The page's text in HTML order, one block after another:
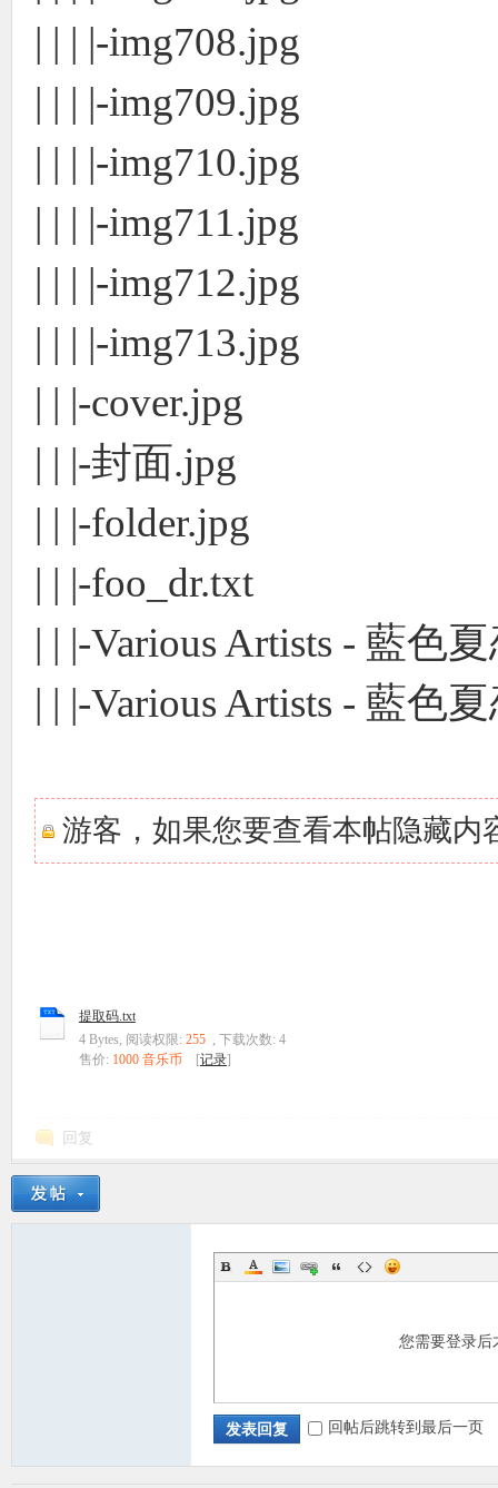
| | | |-img708.jpg
| | | |-img709.jpg
| | | |-img710.jpg
| | | |-img711.jpg
| | | |-img712.jpg
| | | |-img713.jpg
| | |-cover.jpg
| | |-封面.jpg
| | |-folder.jpg
| | |-foo_dr.txt
| | |-Various Artists - 藍色
| | |-Various Artists - 藍色
游客，如果您要查看本帖隐藏内
提取码.txt
4 Bytes, 阅读权限: 255 , 下载次数: 4
售价: 1000 音乐币 [记录]
回复
您需要登录
发表回复 回帖后跳转到最后一页